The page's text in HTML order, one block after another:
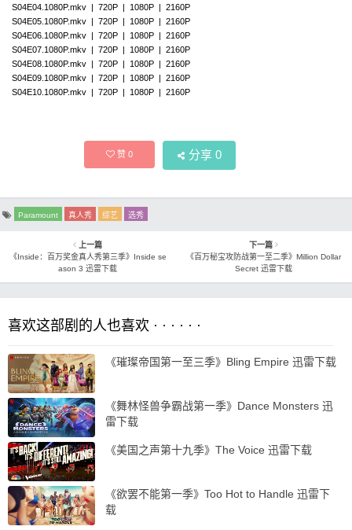
S04E04.1080P.mkv | 720P | 1080P | 2160P
S04E05.1080P.mkv | 720P | 1080P | 2160P
S04E06.1080P.mkv | 720P | 1080P | 2160P
S04E07.1080P.mkv | 720P | 1080P | 2160P
S04E08.1080P.mkv | 720P | 1080P | 2160P
S04E09.1080P.mkv | 720P | 1080P | 2160P
S04E10.1080P.mkv | 720P | 1080P | 2160P
赞0 分享 0
Paramount 真人秀 综艺 选秀
上一篇
《Inside：百万奖金真人秀第三季》Inside se
ason 3 迅雷下载
下一篇
《百万秘宝攻防战第一至二季》Million Dollar
Secret 迅雷下载
喜欢这部剧的人也喜欢 · · · · · ·
《璀璨帝国第一至三季》Bling Empire 迅雷下载
《舞林怪兽争霸战第一季》Dance Monsters 迅
雷下载
《美国之声第十九季》The Voice 迅雷下载
《欲罢不能第一季》Too Hot to Handle 迅雷下
载